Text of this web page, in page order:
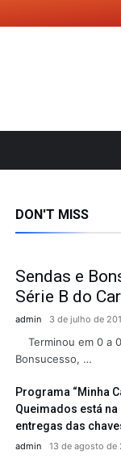
DON'T MISS
Sendas e
Série B do
admin 3 de julho de
Terminou em 0 a
Bonsucesso, …
Programa “Minha
Queimados está
entregas das
admin 13 de agosto de